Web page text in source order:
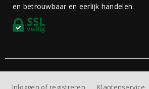
en betrouwbaar en eerlijk handelen.
Inloggen of registreren Klantenservice